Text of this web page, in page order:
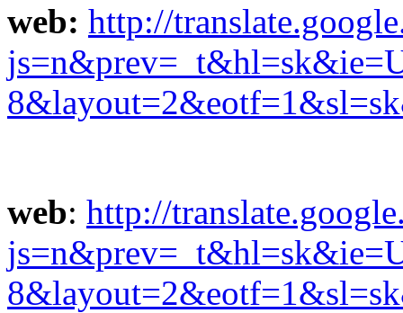
web: http://
web: http://